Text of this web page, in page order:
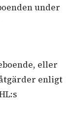
under
eller
enligt